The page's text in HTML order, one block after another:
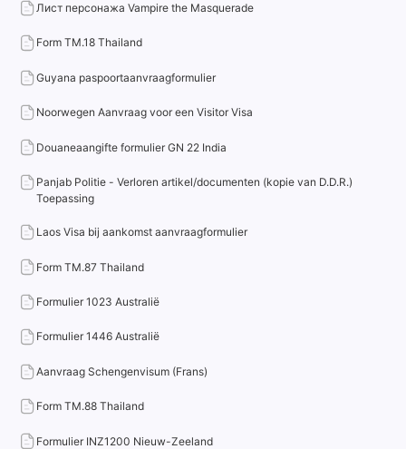
Лист персонажа Vampire the Masquerade
Form TM.18 Thailand
Guyana paspoortaanvraagformulier
Noorwegen Aanvraag voor een Visitor Visa
Douaneaangifte formulier GN 22 India
Panjab Politie - Verloren artikel/documenten (kopie van D.D.R.)
Toepassing
Laos Visa bij aankomst aanvraagformulier
Form TM.87 Thailand
Formulier 1023 Australië
Formulier 1446 Australië
Aanvraag Schengenvisum (Frans)
Form TM.88 Thailand
Formulier INZ1200 Nieuw-Zeeland